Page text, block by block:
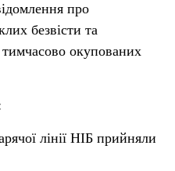
про
безвісти та
окупованих
лінії НІБ прийняли